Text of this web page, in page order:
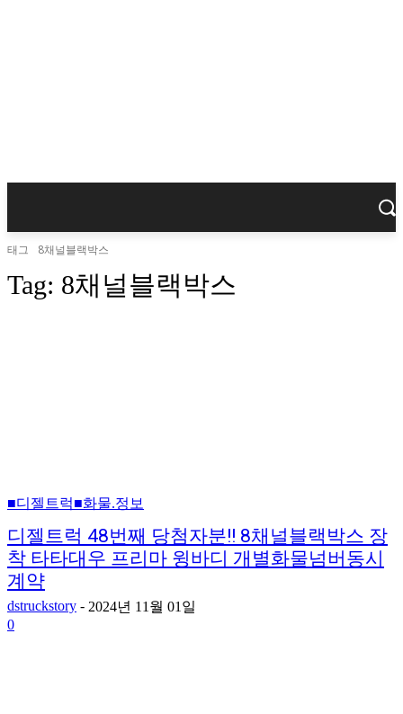
태그 8채널블랙박스
Tag: 8채널블랙박스
■디젤트럭■화물.정보
디젤트럭 48번째 당첨자분!! 8채널블랙박스 장
착 타타대우 프리마 윙바디 개별화물넘버동시
계약
dstruckstory - 2024년 11월 01일
0